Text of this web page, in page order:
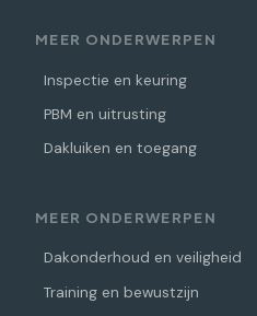
MEER ONDERWERPEN
Inspectie en keuring
PBM en uitrusting
Dakluiken en toegang
MEER ONDERWERPEN
Dakonderhoud en veiligheid
Training en bewustzijn